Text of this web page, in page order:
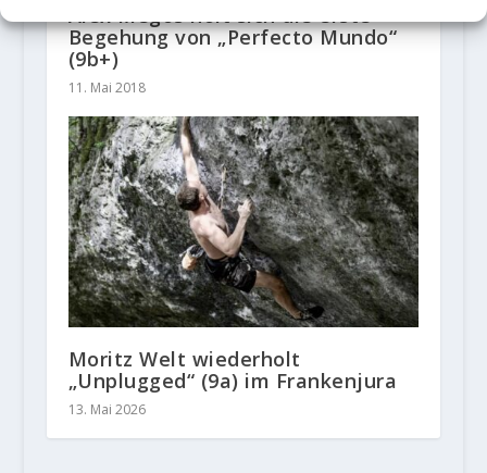
Alex Megos holt sich die erste
Begehung von „Perfecto Mundo“
(9b+)
11. Mai 2018
Moritz Welt wiederholt
„Unplugged“ (9a) im Frankenjura
13. Mai 2026